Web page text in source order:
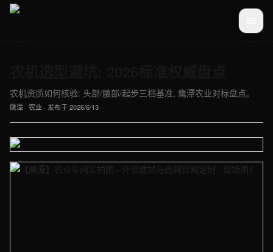
农机资质如何核验: 头部/腰部/起步三档基准, 鹰潭农业对标盘点。
鹰潭 · 农业 · 发布于2026/6/13